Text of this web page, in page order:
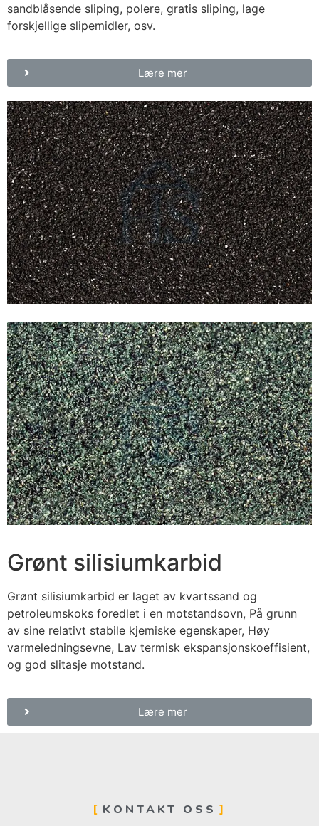
sandblåsende sliping, polere, gratis sliping, lage
forskjellige slipemidler, osv.
Lære mer
Grønt silisiumkarbid
Grønt silisiumkarbid er laget av kvartssand og
petroleumskoks foredlet i en motstandsovn, På grunn
av sine relativt stabile kjemiske egenskaper, Høy
varmeledningsevne, Lav termisk ekspansjonskoeffisient,
og god slitasje motstand.
Lære mer
KONTAKT OSS